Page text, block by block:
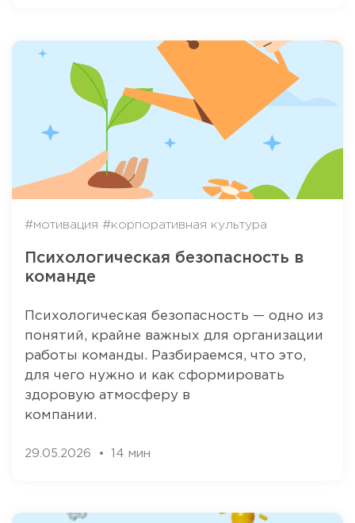
#мотивация #корпоративная культура
Психологическая безопасность в
команде
Психологическая безопасность — одно из
понятий, крайне важных для организации
работы команды. Разбираемся, что это,
для чего нужно и как сформировать
здоровую атмосферу в
компании.
29.05.2026 14 мин